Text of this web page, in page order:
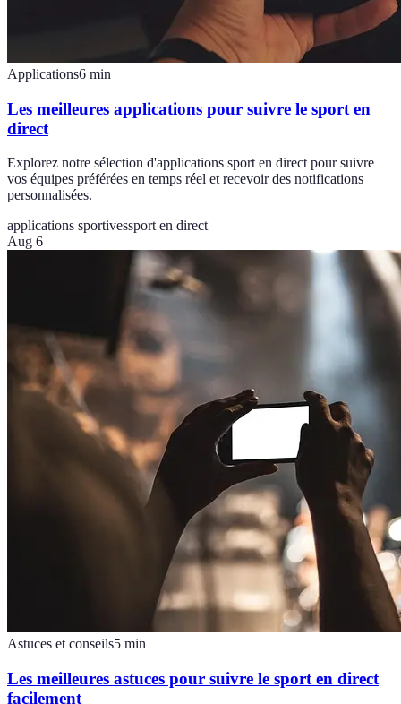
Applications6 min
Les meilleures applications pour suivre le sport en
direct
Explorez notre sélection d'applications sport en direct pour suivre
vos équipes préférées en temps réel et recevoir des notifications
personnalisées.
applications sportivessport en direct
Aug 6
Astuces et conseils5 min
Les meilleures astuces pour suivre le sport en direct
facilement